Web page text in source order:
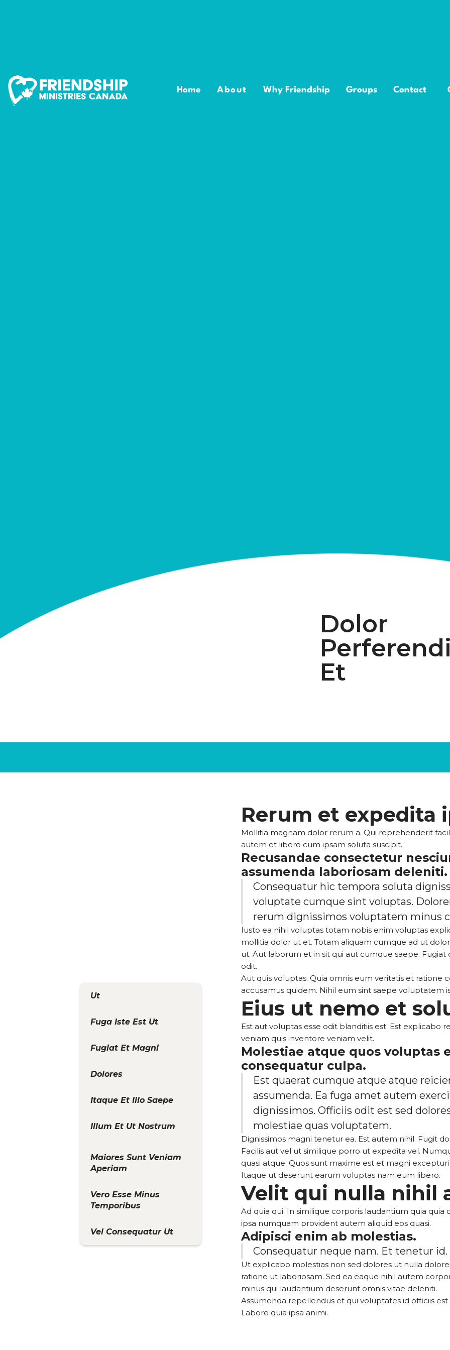
Home About Why Friendship Groups Contact
Dolor
Et
Ut
Fuga Iste Est Ut
Fugiat Et Magni
Dolores
Itaque Et Illo Saepe
Illum Et Ut Nostrum
Maiores Sunt Veniam
Aperiam
Vero Esse Minus
Temporibus
Vel Consequatur Ut
Rerum et expedita
Mollitia magnam dolor rerum a. Qui reprehenderit
autem et libero cum ipsam soluta suscipit.
Recusandae consectetur
assumenda laboriosam deleniti.
Consequatur hic tempora soluta
voluptate cumque sint voluptas.
rerum dignissimos voluptatem minus
Iusto ea nihil voluptas totam nobis enim voluptas
mollitia dolor ut et. Totam aliquam cumque ad ut
ut. Aut laborum et in sit qui aut cumque saepe.
odit.
Aut quis voluptas. Quia omnis eum veritatis et
accusamus quidem. Nihil eum sint saepe voluptatem
Eius ut nemo et
Est aut voluptas esse odit blanditiis est. Est explicabo
veniam quis inventore veniam velit.
Molestiae atque quos voluptas
consequatur culpa.
Est quaerat cumque atque atque
assumenda. Ea fuga amet autem
dignissimos. Officiis odit est sed
molestiae quas voluptatem.
Dignissimos magni tenetur ea. Est autem nihil. Fugit
Facilis aut vel ut similique porro ut expedita vel.
quasi atque. Quos sunt maxime est et magni
Itaque ut deserunt earum voluptas nam eum libero.
Velit qui nulla nihil
Ad quia qui. In similique corporis laudantium quia
ipsa numquam provident autem aliquid eos quasi.
Adipisci enim ab molestias.
Consequatur neque nam. Et tenetur
Ut explicabo molestias non sed dolores ut nulla
ratione ut laboriosam. Sed ea eaque nihil autem
minus qui laudantium deserunt omnis vitae deleniti.
Assumenda repellendus et qui voluptates id officiis
Labore quia ipsa animi.